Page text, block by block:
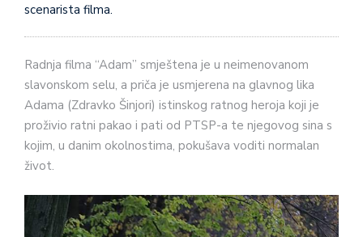
scenarista filma.
Radnja filma “Adam” smještena je u neimenovanom
slavonskom selu, a priča je usmjerena na glavnog lika
Adama (Zdravko Šinjori) istinskog ratnog heroja koji je
proživio ratni pakao i pati od PTSP-a te njegovog sina s
kojim, u danim okolnostima, pokušava voditi normalan
život.